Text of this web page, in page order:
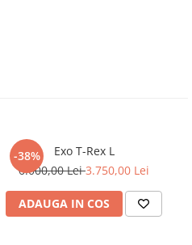
-38%
Exo T-Rex L
6.000,00 Lei3.750,00 Lei
ADAUGA IN COS